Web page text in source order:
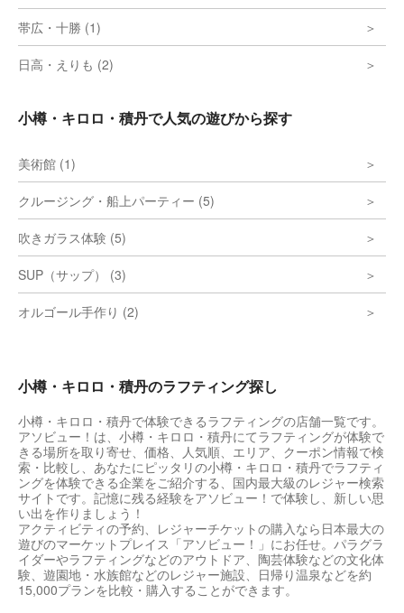
帯広・十勝 (1)
日高・えりも (2)
小樽・キロロ・積丹で人気の遊びから探す
美術館 (1)
クルージング・船上パーティー (5)
吹きガラス体験 (5)
SUP（サップ） (3)
オルゴール手作り (2)
小樽・キロロ・積丹のラフティング探し
小樽・キロロ・積丹で体験できるラフティングの店舗一覧です。
アソビュー！は、小樽・キロロ・積丹にてラフティングが体験で
きる場所を取り寄せ、価格、人気順、エリア、クーポン情報で検
索・比較し、あなたにピッタリの小樽・キロロ・積丹でラフティ
ングを体験できる企業をご紹介する、国内最大級のレジャー検索
サイトです。記憶に残る経験をアソビュー！で体験し、新しい思
い出を作りましょう！
アクティビティの予約、レジャーチケットの購入なら日本最大の
遊びのマーケットプレイス「アソビュー！」にお任せ。パラグラ
イダーやラフティングなどのアウトドア、陶芸体験などの文化体
験、遊園地・水族館などのレジャー施設、日帰り温泉などを約
15,000プランを比較・購入することができます。